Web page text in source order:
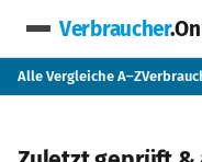
Verbraucher
Alle Vergleiche A–Z